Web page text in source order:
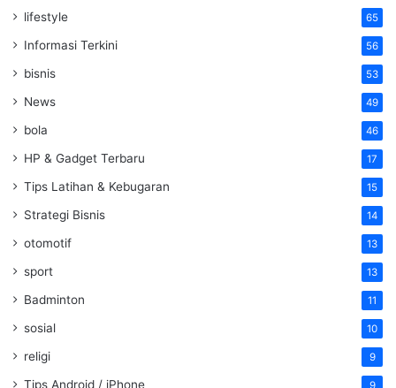
lifestyle 65
Informasi Terkini 56
bisnis 53
News 49
bola 46
HP & Gadget Terbaru 17
Tips Latihan & Kebugaran 15
Strategi Bisnis 14
otomotif 13
sport 13
Badminton 11
sosial 10
religi 9
Tips Android / iPhone